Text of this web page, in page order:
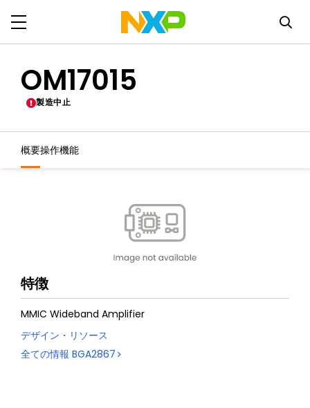
OM17015
製造中止
概要操作機能
特徴
MMIC Wideband Amplifier
デザイン・リソース
全ての情報 BGA2867